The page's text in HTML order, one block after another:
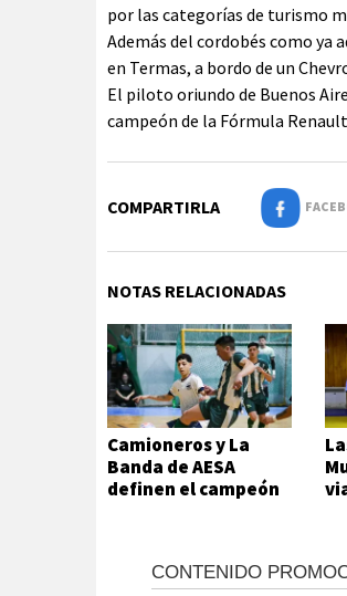
por las categorías de turismo
Además del cordobés como
en Termas, a bordo de un
El piloto oriundo de Buenos
campeón de la Fórmula
COMPARTIRLA
NOTAS RELACIONADAS
Camioneros y La
Banda de AESA
definen el campeón